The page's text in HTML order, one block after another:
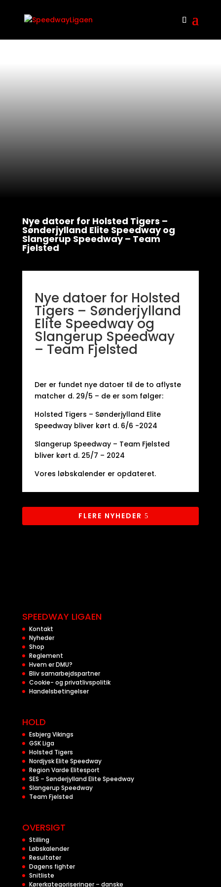
Nye datoer for Holsted Tigers –
Sønderjylland Elite Speedway og
Slangerup Speedway – Team
Fjelsted
Nye datoer for Holsted
Tigers – Sønderjylland
Elite Speedway og
Slangerup Speedway
– Team Fjelsted
Der er fundet nye datoer til de to aflyste
matcher d. 29/5 – de er som følger:
Holsted Tigers – Sønderjylland Elite
Speedway bliver kørt d. 6/6 -2024
Slangerup Speedway – Team Fjelsted
bliver kørt d. 25/7 – 2024
Vores løbskalender er opdateret.
FLERE NYHEDER
SPEEDWAY LIGAEN
Kontakt
Nyheder
Shop
Reglement
Hvem er DMU?
Bliv samarbejdspartner
Cookie- og privatlivspolitik
Handelsbetingelser
HOLD
Esbjerg Vikings
GSK Liga
Holsted Tigers
Nordjysk Elite Speedway
Region Varde Elitesport
SES – Sønderjylland Elite Speedway
Slangerup Speedway
Team Fjelsted
OVERSIGT
Stilling
Løbskalender
Resultater
Dagens fighter
Snitliste
Kørerkategoriseringer – danske